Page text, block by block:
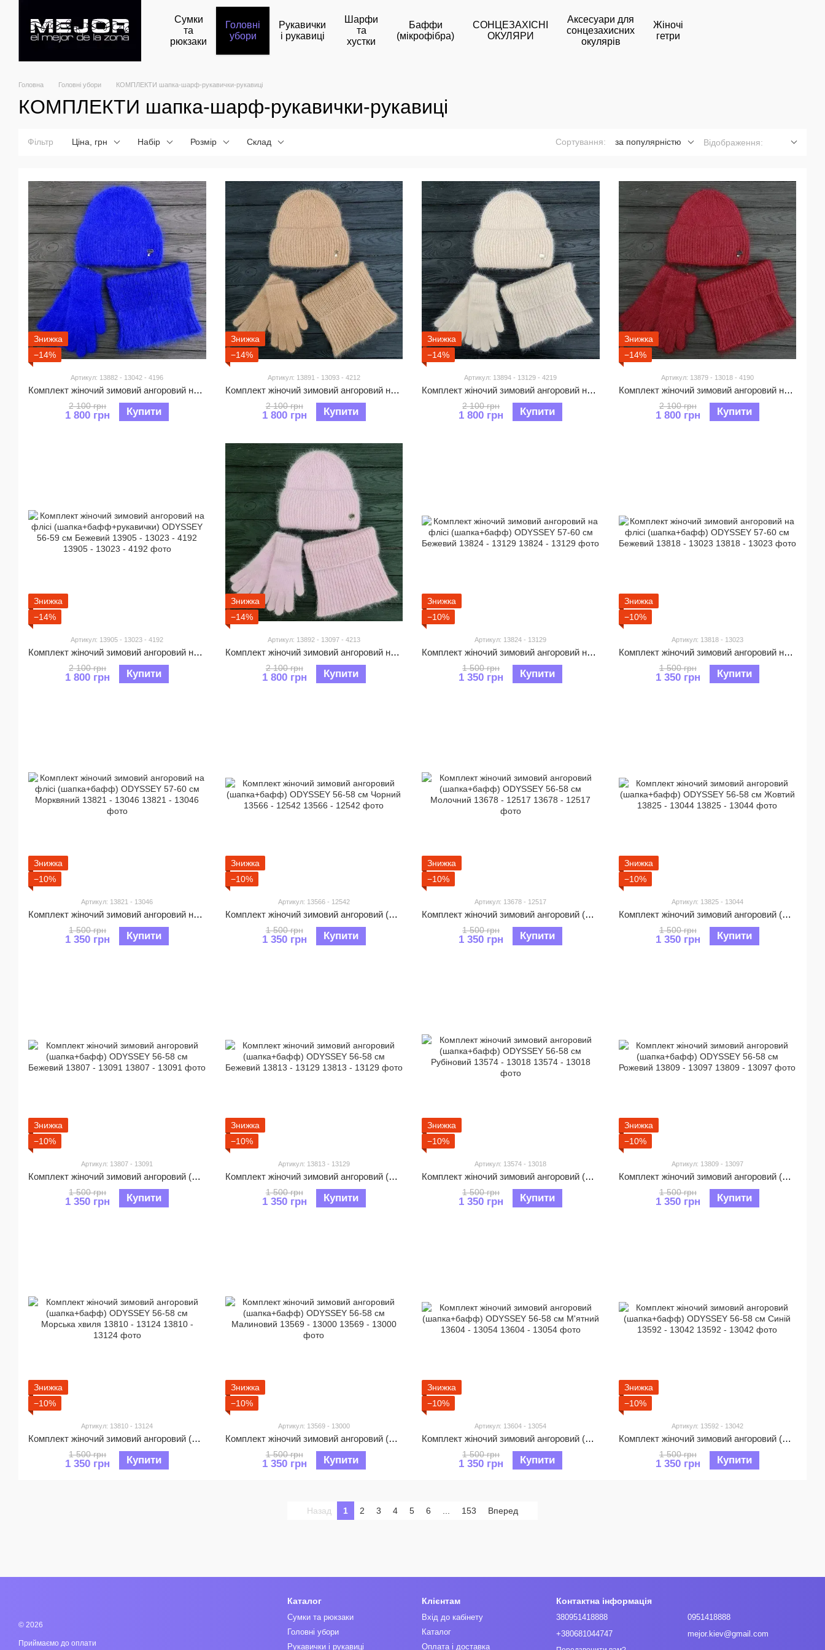
Сумки
та
рюкзаки
Головні
убори
Рукавички
і рукавиці
Шарфи
та
хустки
Баффи
(мікрофібра)
СОНЦЕЗАХІСНІ
ОКУЛЯРИ
Аксесуари для
сонцезахисних
окулярів
Жіночі
гетри
Головна Головні убори КОМПЛЕКТИ шапка-шарф-рукавички-рукавиці
КОМПЛЕКТИ шапка-шарф-рукавички-рукавиці
Фільтр Ціна, грн Набір Розмір Склад Сортування: за популярністю Відображення:
Знижка
−14%
Артикул: 13882 - 13042 - 4196
Комплект жіночий зимовий ангоровий на флісі (шапка+бафф+рукавички) ODYSSEY 56-59 см Синій 13882 - 13042 - 4196
2 100 грн
1 800 грн Купити
Знижка
−14%
Артикул: 13891 - 13093 - 4212
Комплект жіночий зимовий ангоровий на флісі (шапка+бафф+рукавички) ODYSSEY 56-59 см Бежевий 113891 - 13093 - 4212
2 100 грн
1 800 грн Купити
Знижка
−14%
Артикул: 13894 - 13129 - 4219
Комплект жіночий зимовий ангоровий на флісі (шапка+бафф+рукавички) ODYSSEY 56-59 см Бежевий 13894 - 13129 - 4219
2 100 грн
1 800 грн Купити
Знижка
−14%
Артикул: 13879 - 13018 - 4190
Комплект жіночий зимовий ангоровий на флісі (шапка+бафф+рукавички) ODYSSEY 56-59 см Рубіновий 13879 - 13018 - 4190
2 100 грн
1 800 грн Купити
Знижка
−14%
Артикул: 13905 - 13023 - 4192
Комплект жіночий зимовий ангоровий на флісі (шапка+бафф+рукавички) ODYSSEY 56-59 см Бежевий 13905 - 13023 - 4192
2 100 грн
1 800 грн Купити
Знижка
−14%
Артикул: 13892 - 13097 - 4213
Комплект жіночий зимовий ангоровий на флісі (шапка+бафф+рукавички) ODYSSEY 56-59 см Рожевий 13892 - 13097 - 4213
2 100 грн
1 800 грн Купити
Знижка
−10%
Артикул: 13824 - 13129
Комплект жіночий зимовий ангоровий на флісі (шапка+бафф) ODYSSEY 57-60 см Бежевий 13824 - 13129
1 500 грн
1 350 грн Купити
Знижка
−10%
Артикул: 13818 - 13023
Комплект жіночий зимовий ангоровий на флісі (шапка+бафф) ODYSSEY 57-60 см Бежевий 13818 - 13023
1 500 грн
1 350 грн Купити
Знижка
−10%
Артикул: 13821 - 13046
Комплект жіночий зимовий ангоровий на флісі (шапка+бафф) ODYSSEY 57-60 см Морквяний 13821 - 13046
1 500 грн
1 350 грн Купити
Знижка
−10%
Артикул: 13566 - 12542
Комплект жіночий зимовий ангоровий (шапка+бафф) ODYSSEY 56-58 см Чорний 13566 - 12542
1 500 грн
1 350 грн Купити
Знижка
−10%
Артикул: 13678 - 12517
Комплект жіночий зимовий ангоровий (шапка+бафф) ODYSSEY 56-58 см Молочний 13678 - 12517
1 500 грн
1 350 грн Купити
Знижка
−10%
Артикул: 13825 - 13044
Комплект жіночий зимовий ангоровий (шапка+бафф) ODYSSEY 56-58 см Жовтий 13825 - 13044
1 500 грн
1 350 грн Купити
Знижка
−10%
Артикул: 13807 - 13091
Комплект жіночий зимовий ангоровий (шапка+бафф) ODYSSEY 56-58 см Бежевий 13807 - 13091
1 500 грн
1 350 грн Купити
Знижка
−10%
Артикул: 13813 - 13129
Комплект жіночий зимовий ангоровий (шапка+бафф) ODYSSEY 56-58 см Бежевий 13813 - 13129
1 500 грн
1 350 грн Купити
Знижка
−10%
Артикул: 13574 - 13018
Комплект жіночий зимовий ангоровий (шапка+бафф) ODYSSEY 56-58 см Рубіновий 13574 - 13018
1 500 грн
1 350 грн Купити
Знижка
−10%
Артикул: 13809 - 13097
Комплект жіночий зимовий ангоровий (шапка+бафф) ODYSSEY 56-58 см Рожевий 13809 - 13097
1 500 грн
1 350 грн Купити
Знижка
−10%
Артикул: 13810 - 13124
Комплект жіночий зимовий ангоровий (шапка+бафф) ODYSSEY 56-58 см Морська хвиля 13810 - 13124
1 500 грн
1 350 грн Купити
Знижка
−10%
Артикул: 13569 - 13000
Комплект жіночий зимовий ангоровий (шапка+бафф) ODYSSEY 56-58 см Малиновий 13569 - 13000
1 500 грн
1 350 грн Купити
Знижка
−10%
Артикул: 13604 - 13054
Комплект жіночий зимовий ангоровий (шапка+бафф) ODYSSEY 56-58 см М'ятний 13604 - 13054
1 500 грн
1 350 грн Купити
Знижка
−10%
Артикул: 13592 - 13042
Комплект жіночий зимовий ангоровий (шапка+бафф) ODYSSEY 56-58 см Синій 13592 - 13042
1 500 грн
1 350 грн Купити
Назад 1 2 3 4 5 6 153 Вперед
© 2026
Приймаємо до оплати
Каталог
Сумки та рюкзаки
Головні убори
Рукавички і рукавиці
Клієнтам
Вхід до кабінету
Каталог
Оплата і доставка
Контактна інформація
380951418888
+380681044747
0951418888
mejor.kiev@gmail.com